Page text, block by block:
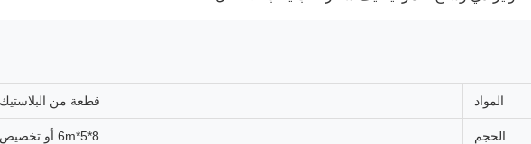
المواد قطعة من البلاستيك
الحجم 8*5*6m أو تخصيص